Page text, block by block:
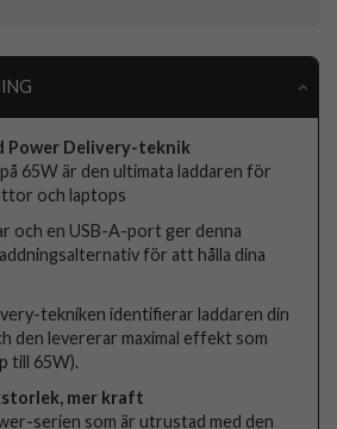
Power Delivery-teknik
65W är den ultimata laddaren för
och laptops
och en USB-A-port ger denna
för att hålla dina
tekniken identifierar laddaren din
den levererar maximal effekt som
till 65W).
mer kraft
serien som är utrustad med den